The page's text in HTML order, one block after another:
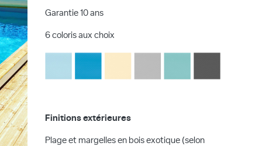
Garantie 10 ans
6 coloris aux choix
Finitions extérieures
Plage et margelles en bois exotique (selon